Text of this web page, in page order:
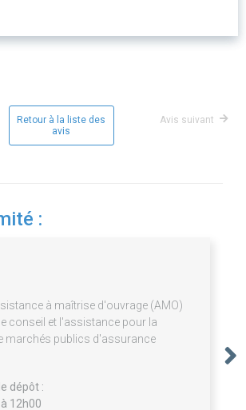
Retour à la liste des
avis
Avis suivant
:
à maîtrise d'ouvrage (AMO)
conseil et l'assistance pour la
marchés publics d'assurance
dépôt :
12h00